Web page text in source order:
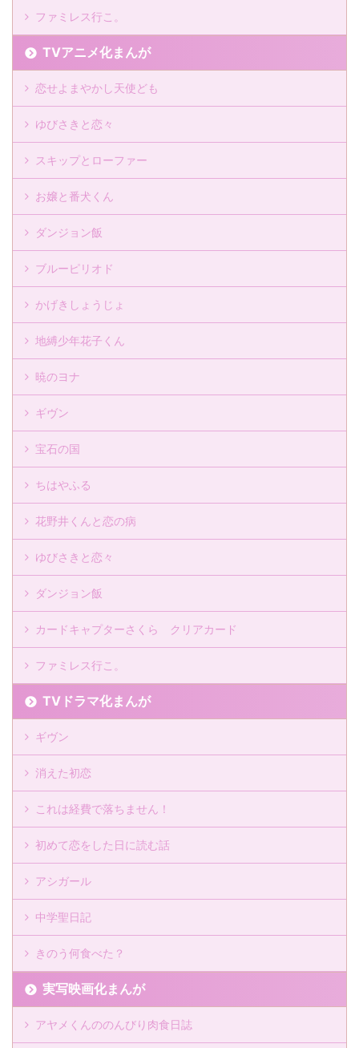
ファミレス行こ。
TVアニメ化まんが
恋せよまやかし天使ども
ゆびさきと恋々
スキップとローファー
お嬢と番犬くん
ダンジョン飯
ブルーピリオド
かげきしょうじょ
地縛少年花子くん
暁のヨナ
ギヴン
宝石の国
ちはやふる
花野井くんと恋の病
ゆびさきと恋々
ダンジョン飯
カードキャプターさくら クリアカード
ファミレス行こ。
TVドラマ化まんが
ギヴン
消えた初恋
これは経費で落ちません！
初めて恋をした日に読む話
アシガール
中学聖日記
きのう何食べた？
実写映画化まんが
アヤメくんののんびり肉食日誌